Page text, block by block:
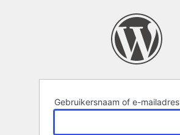
Gebruikersnaam of e-mailadres